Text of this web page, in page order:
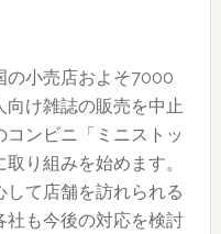
の小売店およそ7000
向け雑誌の販売を中止
ンビニ「ミニストッ
り組みを始めます。
て店舗を訪れられる
社も今後の対応を検討